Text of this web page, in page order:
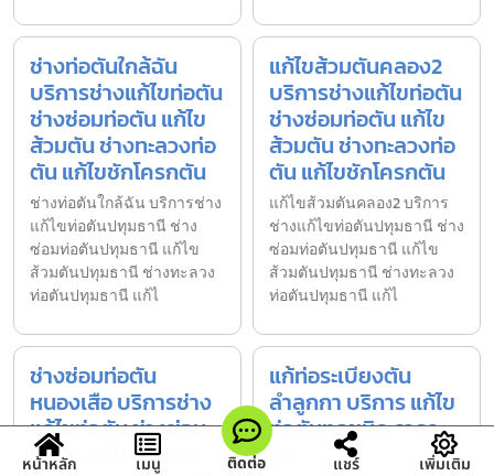
ช่างท่อตันใกล้ฉัน
บริการช่างแก้ไขท่อตัน
ช่างซ่อมท่อตัน แก้ไข
ส้วมตัน ช่างทะลวงท่อ
ตัน แก้ไขชักโครกตัน
ช่างท่อตันใกล้ฉัน บริการช่าง
แก้ไขท่อตันปทุมธานี ช่าง
ซ่อมท่อตันปทุมธานี แก้ไข
ส้วมตันปทุมธานี ช่างทะลวง
ท่อตันปทุมธานี แก้ไ
แก้ไขส้วมตันคลอง2
บริการช่างแก้ไขท่อตัน
ช่างซ่อมท่อตัน แก้ไข
ส้วมตัน ช่างทะลวงท่อ
ตัน แก้ไขชักโครกตัน
แก้ไขส้วมตันคลอง2 บริการ
ช่างแก้ไขท่อตันปทุมธานี ช่าง
ซ่อมท่อตันปทุมธานี แก้ไข
ส้วมตันปทุมธานี ช่างทะลวง
ท่อตันปทุมธานี แก้ไ
ช่างซ่อมท่อตัน
หนองเสือ บริการช่าง
แก้ไขท่อตัน ช่างซ่อม
ท่อตัน แก้ไขส้วมตัน
แก้ท่อระเบียงตัน
ลำลูกกา บริการ แก้ไข
ท่อตันทุกชนิด ราคา
หน้าหลัก เมนู ติดต่อ แชร์ เพิ่มเติม